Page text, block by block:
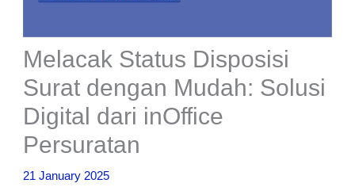
Melacak Status Disposisi
Surat dengan Mudah: Solusi
Digital dari inOffice
Persuratan
21 January 2025